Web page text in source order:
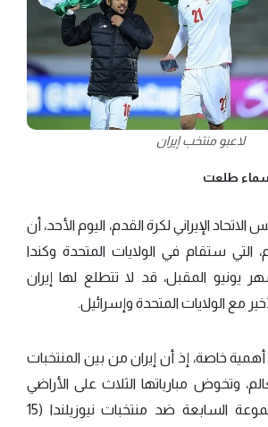
لاعبو منتخب إيران
طلعت
الإيراني لكرة القدم، اليوم الأحد، أن
التي ستقام في الولايات المتحدة وكندا
المقبل، قد لا تتطلع لها إيران
مع الولايات المتحدة وإسرائيل.
خاصة، إذ أن إيران من بين المنتخبات
وتخوض مبارياتها الثلاث على الأراضي
الأمريكية في المجموعة السابعة ضد منتخبات نيوزيلندا (15